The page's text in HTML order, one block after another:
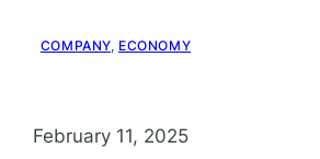
COMPANY, ECONOMY
February 11, 2025